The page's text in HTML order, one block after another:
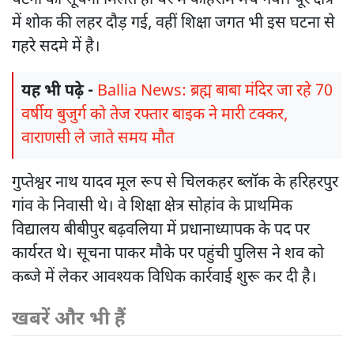
में शोक की लहर दौड़ गई, वहीं शिक्षा जगत भी इस घटना से
गहरे सदमे में है।
यह भी पढ़े - Ballia News: ब्रह्म बाबा मंदिर जा रहे 70
वर्षीय बुजुर्ग को तेज रफ्तार बाइक ने मारी टक्कर,
वाराणसी ले जाते समय मौत
गुप्तेश्वर नाथ यादव मूल रूप से चिलकहर ब्लॉक के हरिहरपुर
गांव के निवासी थे। वे शिक्षा क्षेत्र सोहांव के प्राथमिक
विद्यालय बीबीपुर बढ़वलिया में प्रधानाध्यापक के पद पर
कार्यरत थे। सूचना पाकर मौके पर पहुंची पुलिस ने शव को
कब्जे में लेकर आवश्यक विधिक कार्रवाई शुरू कर दी है।
खबरें और भी हैं